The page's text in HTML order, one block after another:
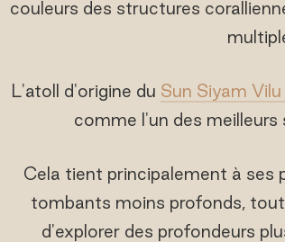
couleurs des structures
L'atoll d'origine du Sun Siyam
comme l'un des meilleurs
Cela tient principalement à ses
tombants moins profonds,
d'explorer des profondeurs